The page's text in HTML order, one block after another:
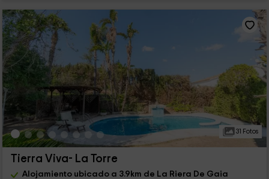
31 Fotos
Tierra Viva- La Torre
Alojamiento ubicado a 3.9km de La Riera De Gaia